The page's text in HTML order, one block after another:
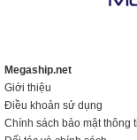
Megaship.net
Giới thiệu
Điều khoản sử dụng
Chính sách bảo mật thông